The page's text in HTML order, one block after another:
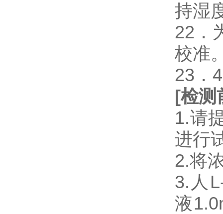
持湿
22．
校准
23．
[检测
1.请
进行
2.将
3.人
液